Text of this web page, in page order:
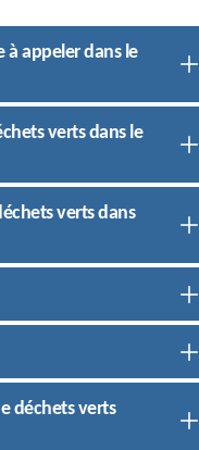
à appeler dans le
verts dans le
verts dans
déchets verts